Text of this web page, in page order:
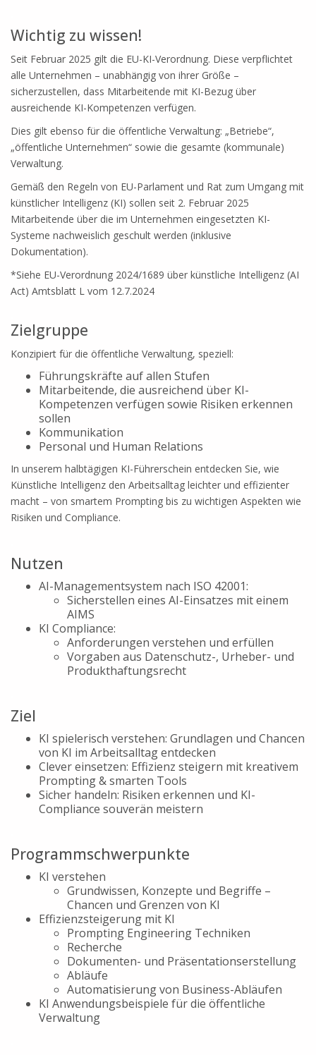
Wichtig zu wissen!
Seit Februar 2025 gilt die EU-KI-Verordnung. Diese verpflichtet
alle Unternehmen – unabhängig von ihrer Größe –
sicherzustellen, dass Mitarbeitende mit KI-Bezug über
ausreichende KI-Kompetenzen verfügen.
Dies gilt ebenso für die öffentliche Verwaltung: „Betriebe“,
„öffentliche Unternehmen“ sowie die gesamte (kommunale)
Verwaltung.
Gemäß den Regeln von EU-Parlament und Rat zum Umgang mit
künstlicher Intelligenz (KI) sollen seit 2. Februar 2025
Mitarbeitende über die im Unternehmen eingesetzten KI-
Systeme nachweislich geschult werden (inklusive
Dokumentation).
*Siehe EU-Verordnung 2024/1689 über künstliche Intelligenz (AI
Act) Amtsblatt L vom 12.7.2024
Zielgruppe
Konzipiert für die öffentliche Verwaltung, speziell:
Führungskräfte auf allen Stufen
Mitarbeitende, die ausreichend über KI-
Kompetenzen verfügen sowie Risiken erkennen
sollen
Kommunikation
Personal und Human Relations
In unserem halbtägigen KI-Führerschein entdecken Sie, wie
Künstliche Intelligenz den Arbeitsalltag leichter und effizienter
macht – von smartem Prompting bis zu wichtigen Aspekten wie
Risiken und Compliance.
Nutzen
AI-Managementsystem nach ISO 42001:
Sicherstellen eines AI-Einsatzes mit einem
AIMS
KI Compliance:
Anforderungen verstehen und erfüllen
Vorgaben aus Datenschutz-, Urheber- und
Produkthaftungsrecht
Ziel
KI spielerisch verstehen: Grundlagen und Chancen
von KI im Arbeitsalltag entdecken
Clever einsetzen: Effizienz steigern mit kreativem
Prompting & smarten Tools
Sicher handeln: Risiken erkennen und KI-
Compliance souverän meistern
Programmschwerpunkte
KI verstehen
Grundwissen, Konzepte und Begriffe –
Chancen und Grenzen von KI
Effizienzsteigerung mit KI
Prompting Engineering Techniken
Recherche
Dokumenten- und Präsentationserstellung
Abläufe
Automatisierung von Business-Abläufen
KI Anwendungsbeispiele für die öffentliche
Verwaltung